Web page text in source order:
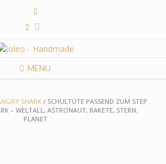
MENU
SHARK/ SCHULTÜTE PASSEND ZUM STEP
– WELTALL, ASTRONAUT, RAKETE, STERN,
PLANET